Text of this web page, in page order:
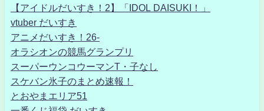
【アイドルだいすき！2】「IDOL DAISUKI！」
vtuber だいすき
アニメだいすき！26-
オラシオンの競馬グランプリ
スーパーウンコウーマンT・子なし
スケバン氷子のまとめ速報！
とおやまエリア51